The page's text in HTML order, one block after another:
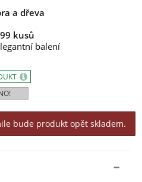
a dřeva
kusů
balení
bude produkt opět skladem.